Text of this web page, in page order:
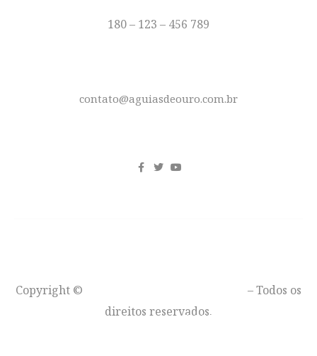
180 – 123 – 456 789
contato@aguiasdeouro.com.br
Copyright ©
– Todos os
direitos reservados.
VOLTAR AO TOPO